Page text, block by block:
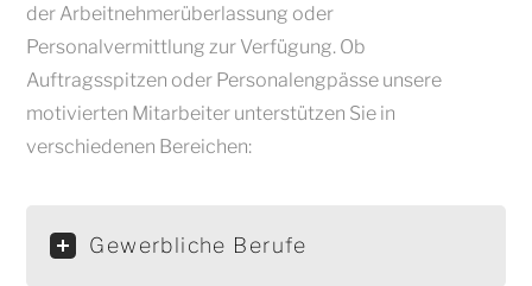
der Arbeitnehmerüberlassung oder
Personalvermittlung zur Verfügung. Ob
Auftragsspitzen oder Personalengpässe unsere
motivierten Mitarbeiter unterstützen Sie in
verschiedenen Bereichen:
Gewerbliche Berufe